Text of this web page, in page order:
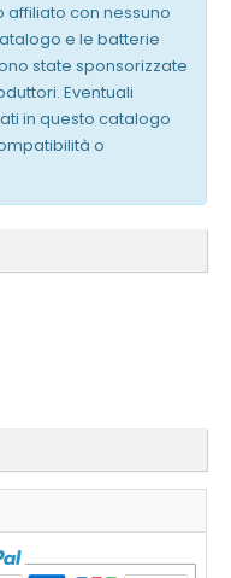
affiliato con nessuno
e le batterie
state sponsorizzate
Eventuali
in questo catalogo
o